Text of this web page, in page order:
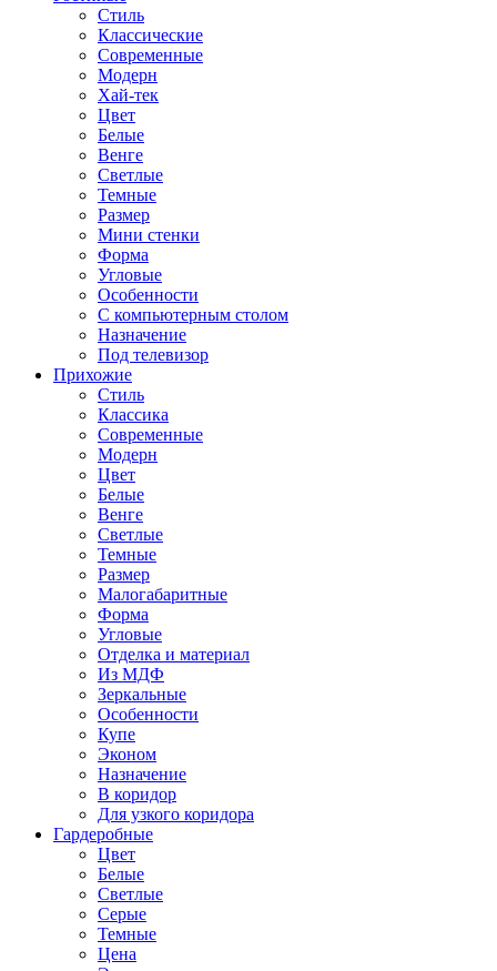
Стиль
Классические
Современные
Модерн
Хай-тек
Цвет
Белые
Венге
Светлые
Темные
Размер
Мини стенки
Форма
Угловые
Особенности
С компьютерным столом
Назначение
Под телевизор
Прихожие
Стиль
Классика
Современные
Модерн
Цвет
Белые
Венге
Светлые
Темные
Размер
Малогабаритные
Форма
Угловые
Отделка и материал
Из МДФ
Зеркальные
Особенности
Купе
Эконом
Назначение
В коридор
Для узкого коридора
Гардеробные
Цвет
Белые
Светлые
Серые
Темные
Цена